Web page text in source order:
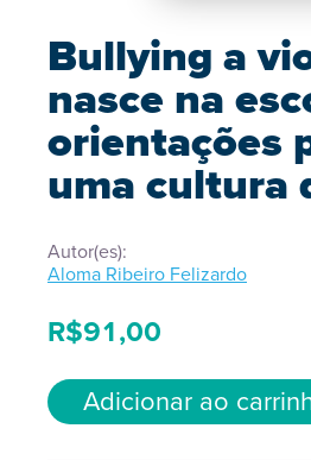
Bullying a
nasce na
orientações
uma cultura
Autor(es):
Aloma Ribeiro Felizardo
R$91,00
Adicionar ao